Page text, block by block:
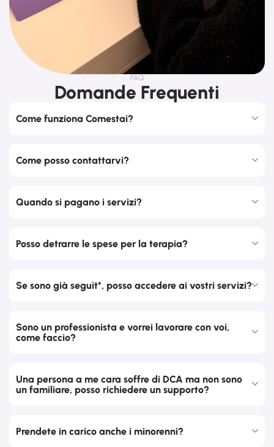
FAQ
Domande Frequenti
Come funziona Comestai?
Come posso contattarvi?
Quando si pagano i servizi?
Posso detrarre le spese per la terapia?
Se sono già seguit*, posso accedere ai vostri servizi?
Sono un professionista e vorrei lavorare con voi,
come faccio?
Una persona a me cara soffre di DCA ma non sono
un familiare, posso richiedere un supporto?
Prendete in carico anche i minorenni?